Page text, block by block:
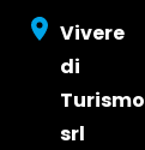
Vivere
di
Turismo
srl